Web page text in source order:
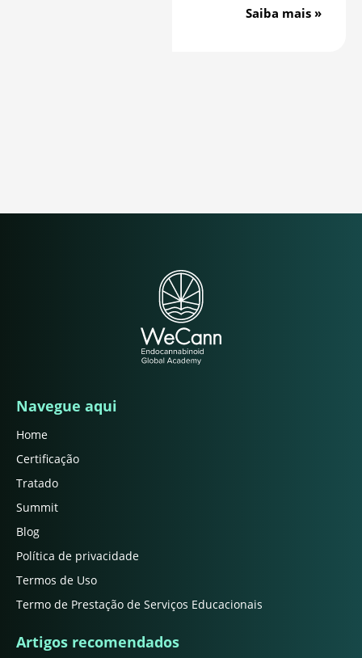
Saiba mais »
Navegue aqui
Home
Certificação
Tratado
Summit
Blog
Política de privacidade
Termos de Uso
Termo de Prestação de Serviços Educacionais
Artigos recomendados